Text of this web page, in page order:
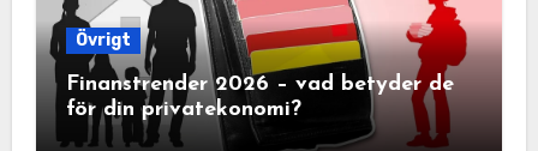
Övrigt
Finanstrender 2026 – vad betyder de
för din privatekonomi?